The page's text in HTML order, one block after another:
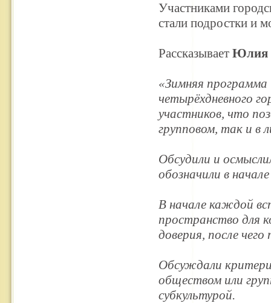
Участниками
стали подростки и
Рассказывает Юлия
«Зимняя
четырёхдневного
участников, что
групповом, так и в
Обсудили и
обозначили в
В начале каждой
пространство для
доверия, после
Обсуждали
обществом или
субкультурой.